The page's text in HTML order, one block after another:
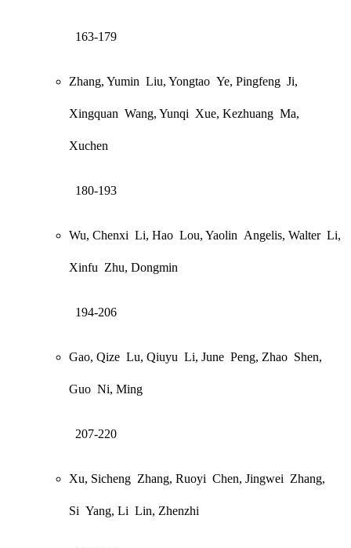
163-179
Zhang, Yumin Liu, Yongtao Ye, Pingfeng Ji,
Xingquan Wang, Yunqi Xue, Kezhuang Ma,
Xuchen
180-193
Wu, Chenxi Li, Hao Lou, Yaolin Angelis, Walter Li,
Xinfu Zhu, Dongmin
194-206
Gao, Qize Lu, Qiuyu Li, June Peng, Zhao Shen,
Guo Ni, Ming
207-220
Xu, Sicheng Zhang, Ruoyi Chen, Jingwei Zhang,
Si Yang, Li Lin, Zhenzhi